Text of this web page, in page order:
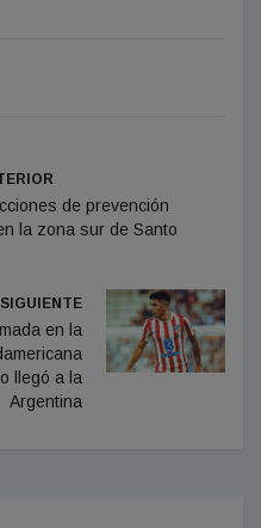
de prevención
la zona sur de Santo
en la
llegó a la
Argentina